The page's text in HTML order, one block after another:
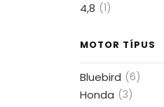
4,8 (1)
MOTOR TÍPUS
Bluebird (6)
Honda (3)